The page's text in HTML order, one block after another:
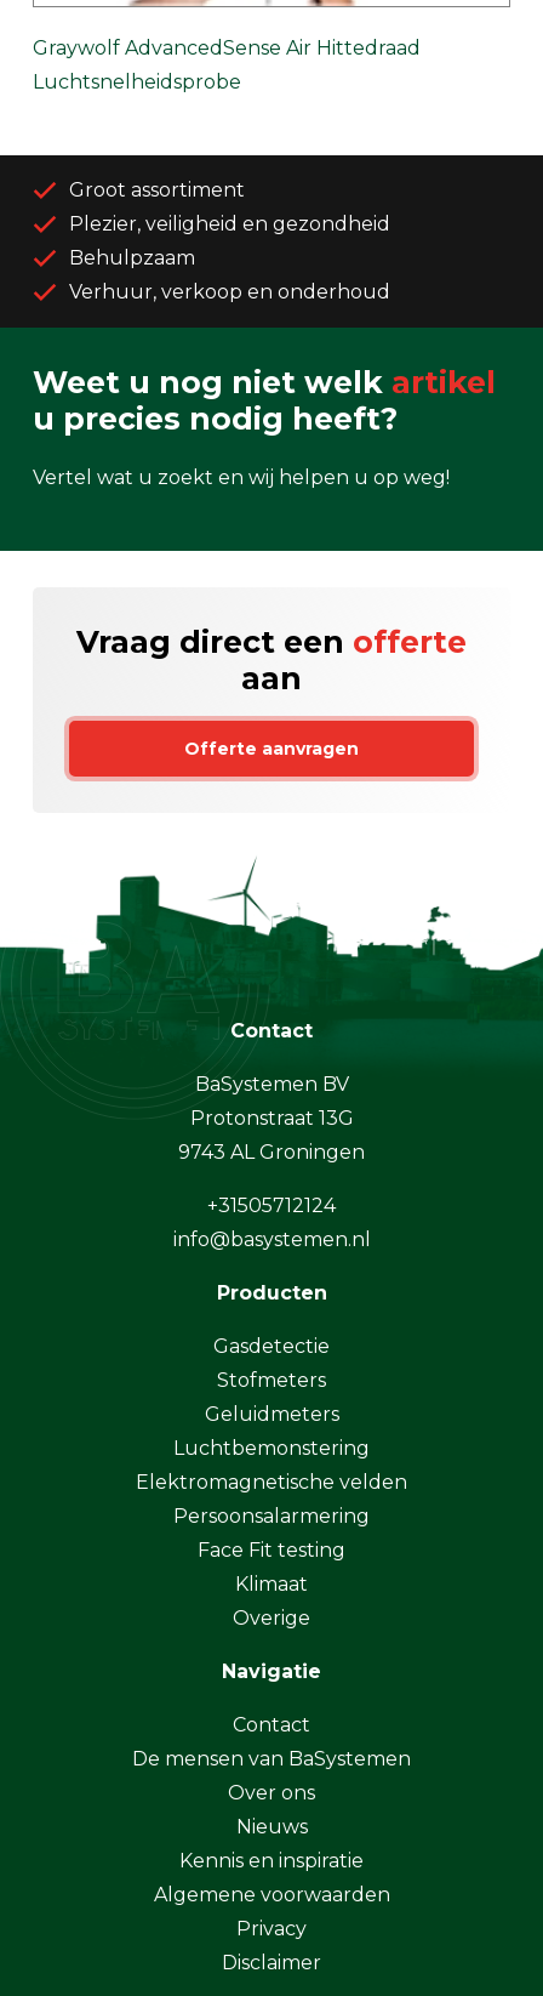
Graywolf AdvancedSense Air Hittedraad
Luchtsnelheidsprobe
Groot assortiment
Plezier, veiligheid en gezondheid
Behulpzaam
Verhuur, verkoop en onderhoud
Weet u nog niet welk artikel
u precies nodig heeft?
Vertel wat u zoekt en wij helpen u op weg!
Vraag direct een offerte
aan
Offerte aanvragen
Contact
BaSystemen BV
Protonstraat 13G
9743 AL Groningen
+31505712124
info@basystemen.nl
Producten
Gasdetectie
Stofmeters
Geluidmeters
Luchtbemonstering
Elektromagnetische velden
Persoonsalarmering
Face Fit testing
Klimaat
Overige
Navigatie
Contact
De mensen van BaSystemen
Over ons
Nieuws
Kennis en inspiratie
Algemene voorwaarden
Privacy
Disclaimer